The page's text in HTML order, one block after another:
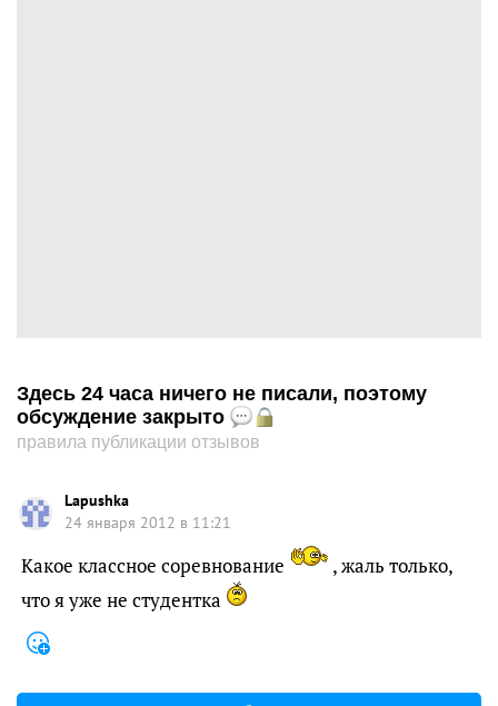
Здесь 24 часа ничего не писали, поэтому
обсуждение закрыто
правила публикации отзывов
Lapushka
24 января 2012 в 11:21
Какое классное соревнование
, жаль только,
что я уже не студентка